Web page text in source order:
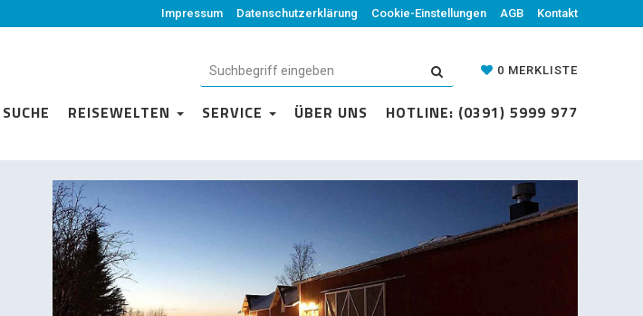
Impressum Datenschutzerklärung Cookie-Einstellungen AGB Kontakt
0 MERKLISTE
SUCHE REISEWELTEN SERVICE ÜBER UNS HOTLINE: (0391) 5999 977